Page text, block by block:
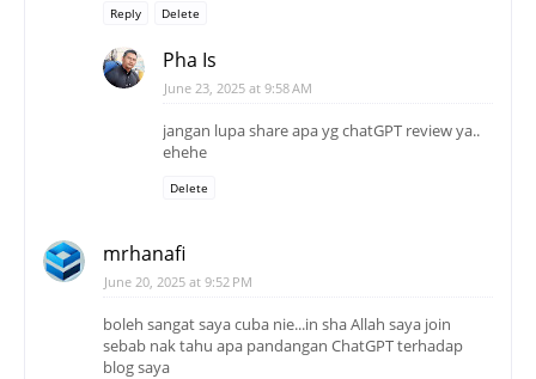
Reply Delete
Pha Is
June 23, 2025 at 9:58 AM
jangan lupa share apa yg chatGPT review ya..
ehehe
Delete
mrhanafi
June 20, 2025 at 9:52 PM
boleh sangat saya cuba nie...in sha Allah saya join
sebab nak tahu apa pandangan ChatGPT terhadap
blog saya